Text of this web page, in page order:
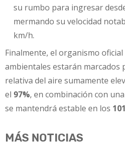
su rumbo para ingresar
mermando su velocidad
km/h.
Finalmente, el organismo
ambientales estarán marcados
relativa del aire sumamente
el 97%, en combinación con
se mantendrá estable en los
MÁS NOTICIAS